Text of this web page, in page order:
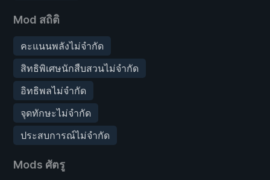
Mod สถิติ
คะแนนพลังไม่จำกัด
สิทธิพิเศษนักสืบสวนไม่จำกัด
อิทธิพลไม่จำกัด
จุดทักษะไม่จำกัด
ประสบการณ์ไม่จำกัด
Mods ศัตรู